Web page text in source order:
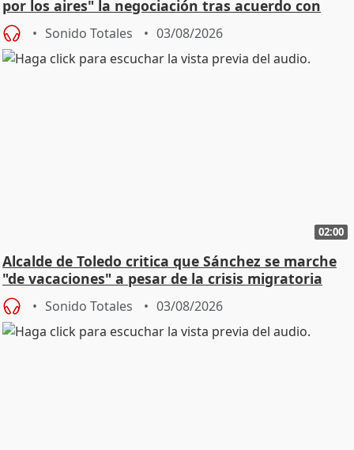
por los aires" la negociación tras acuerdo con
SMA
Sonido Totales 03/08/2026
02:00
Alcalde de Toledo critica que Sánchez se marche
"de vacaciones" a pesar de la crisis migratoria
Sonido Totales 03/08/2026